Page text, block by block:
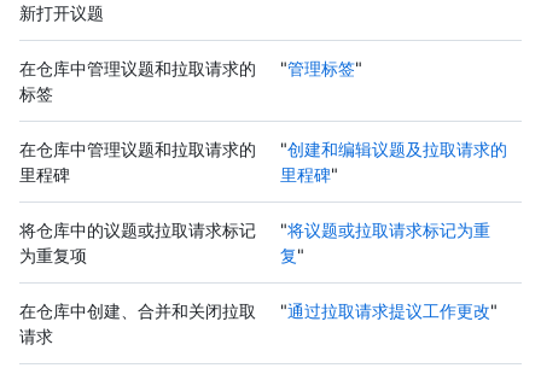
新打开议题
在仓库中管理议题和拉取请求的
标签
"管理标签"
在仓库中管理议题和拉取请求的
里程碑
"创建和编辑议题及拉取请求的
里程碑"
将仓库中的议题或拉取请求标记
为重复项
"将议题或拉取请求标记为重
复"
在仓库中创建、合并和关闭拉取
请求
"通过拉取请求提议工作更改"